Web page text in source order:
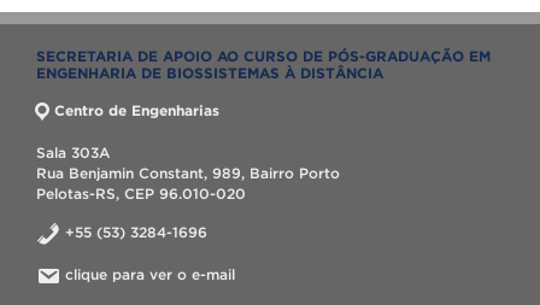
SECRETARIA DE APOIO AO CURSO DE PÓS-GRADUAÇÃO EM
ENGENHARIA DE BIOSSISTEMAS À DISTÂNCIA
Centro de Engenharias
Sala 303A
Rua Benjamin Constant, 989, Bairro Porto
Pelotas-RS, CEP 96.010-020
+55 (53) 3284-1696
clique para ver o e-mail